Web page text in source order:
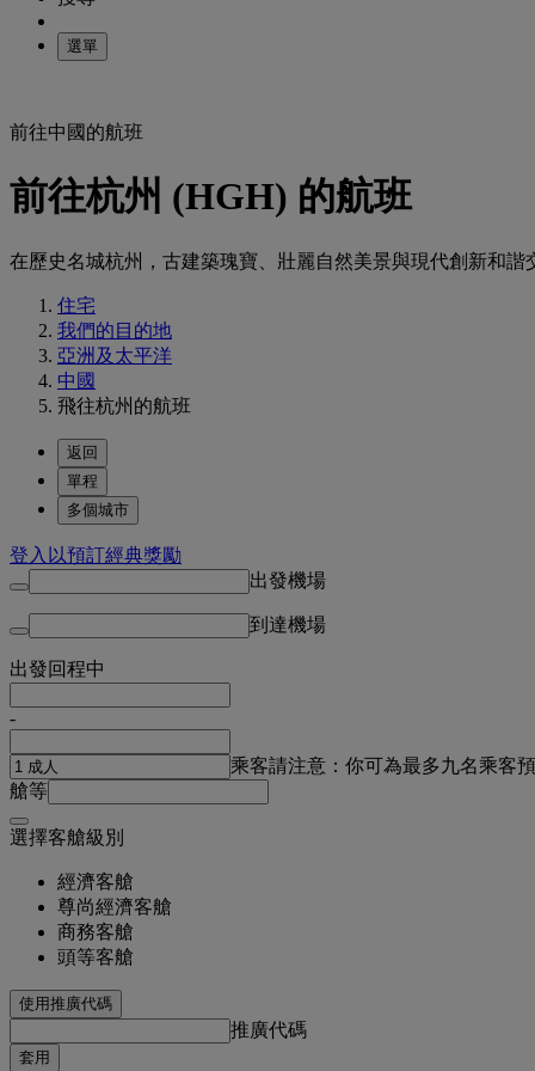
選單
前往中國的航班
前往杭州 (HGH) 的航班
在歷史名城杭州，古建築瑰寶、壯麗自然美景與現代創新和諧
住宅
我們的目的地
亞洲及太平洋
中國
飛往杭州的航班
返回
單程
多個城市
登入以預訂經典獎勵
出發機場
到達機場
出發回程中
-
乘客請注意：你可為最多九名乘客
艙等
選擇客艙級別
經濟客艙
尊尚經濟客艙
商務客艙
頭等客艙
使用推廣代碼
推廣代碼
套用